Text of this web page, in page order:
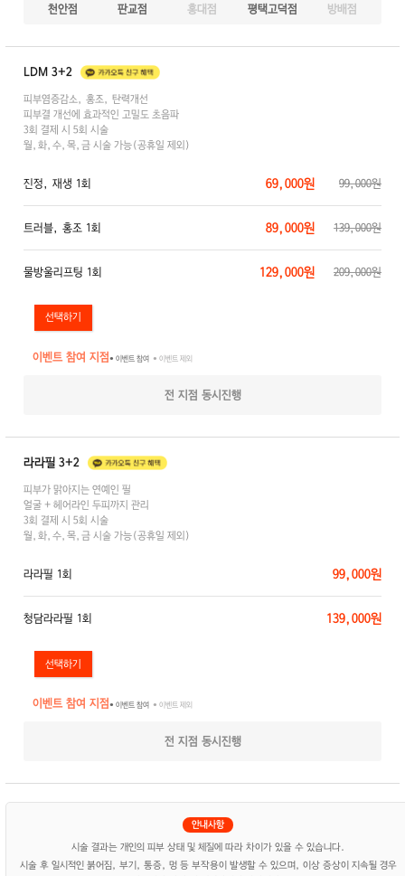
천안점
판교점 홍대점 평택고덕점 방배점
LDM 3+2
피부염증감소, 홍조, 탄력개선
피부결 개선에 효과적인 고밀도 초음파
3회 결제 시 5회 시술
월,화,수,목,금 시술 가능(공휴일 제외)
진정, 재생 1회 69,000원 99,000원
트러블, 홍조 1회 89,000원 139,000원
물방울리프팅 1회 129,000원 209,000원
이벤트 참여 지점● 이벤트 참여 ● 이벤트 제외
전 지점 동시진행
라라필 3+2
피부가 맑아지는 연예인 필
얼굴 + 헤어라인 두피까지 관리
3회 결제 시 5회 시술
월,화,수,목,금 시술 가능(공휴일 제외)
라라필 1회 99,000원
청담라라필 1회 139,000원
이벤트 참여 지점● 이벤트 참여 ● 이벤트 제외
전 지점 동시진행
시술 결과는 개인의 피부 상태 및 체질에 따라 차이가 있을 수 있습니다.
시술 후 일시적인 붉어짐, 부기, 통증, 멍 등 부작용이 발생할 수 있으며, 이상 증상이 지속될 경우